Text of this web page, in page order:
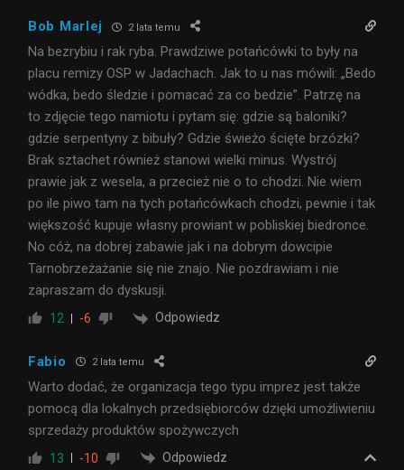
Bob Marlej 2 lata temu
Na bezrybiu i rak ryba. Prawdziwe potańcówki to były na
placu remizy OSP w Jadachach. Jak to u nas mówili: „Bedo
wódka, bedo śledzie i pomacać za co bedzie”. Patrzę na
to zdjęcie tego namiotu i pytam się: gdzie są baloniki?
gdzie serpentyny z bibuły? Gdzie świeżo ścięte brzózki?
Brak sztachet również stanowi wielki minus. Wystrój
prawie jak z wesela, a przecież nie o to chodzi. Nie wiem
po ile piwo tam na tych potańcówkach chodzi, pewnie i tak
większość kupuje własny prowiant w pobliskiej biedronce.
No cóż, na dobrej zabawie jak i na dobrym dowcipie
Tarnobrzeżażanie się nie znajo. Nie pozdrawiam i nie
zapraszam do dyskusji.
12 -6 Odpowiedz
Fabio 2 lata temu
Warto dodać, że organizacja tego typu imprez jest także
pomocą dla lokalnych przedsiębiorców dzięki umożliwieniu
sprzedaży produktów spożywczych
13 -10 Odpowiedz